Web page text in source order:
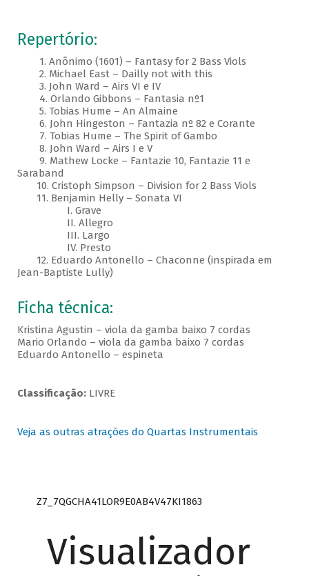
Repertório:
1. Anônimo (1601) – Fantasy for 2 Bass Viols
2. Michael East – Dailly not with this
3. John Ward – Airs VI e IV
4. Orlando Gibbons – Fantasia nº1
5. Tobias Hume – An Almaine
6. John Hingeston – Fantazia nº 82 e Corante
7. Tobias Hume – The Spirit of Gambo
8. John Ward – Airs I e V
9. Mathew Locke – Fantazie 10, Fantazie 11 e
Saraband
10. Cristoph Simpson – Division for 2 Bass Viols
11. Benjamin Helly – Sonata VI
I. Grave
II. Allegro
III. Largo
IV. Presto
12. Eduardo Antonello – Chaconne (inspirada em
Jean-Baptiste Lully)
Ficha técnica:
Kristina Agustin – viola da gamba baixo 7 cordas
Mario Orlando – viola da gamba baixo 7 cordas
Eduardo Antonello – espineta
Classificação:LIVRE
Veja as outras atrações do Quartas Instrumentais
Z7_7QGCHA41LOR9E0AB4V47KI1863
Visualizador